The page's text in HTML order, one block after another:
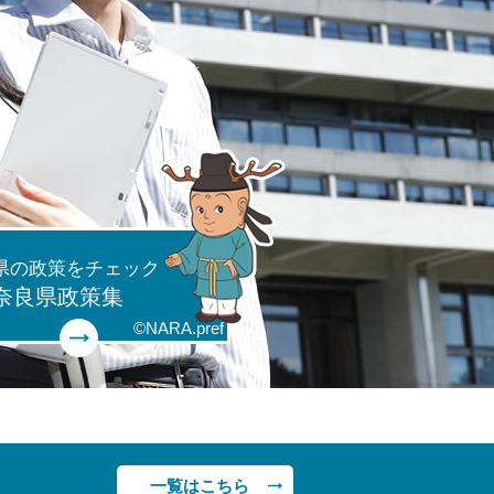
の政策をチェック
良県政策集
©NARA.pref
一覧はこちら